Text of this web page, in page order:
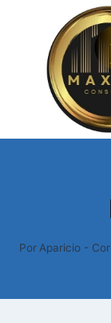
Por Aparicio -